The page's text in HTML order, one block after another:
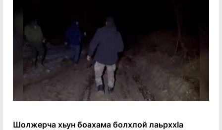
Шолжерча хьун боахама болхлой лаьрххӀа